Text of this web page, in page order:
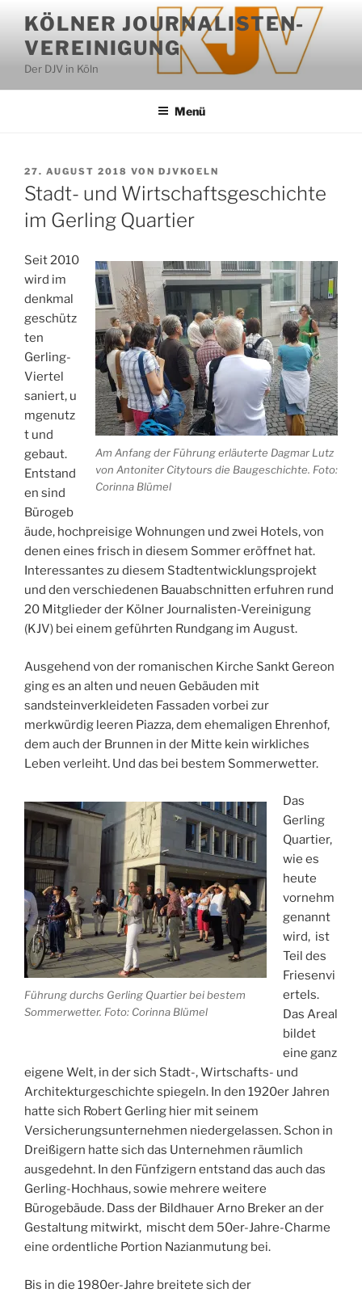
Inhalt
springen
KÖLNER JOURNALISTEN-
VEREINIGUNG
Der DJV in Köln
Menü
VERÖFFENTLICHT
AM
27. AUGUST 2018 VON DJVKOELN
Stadt- und Wirtschaftsgeschichte
im Gerling Quartier
Am Anfang der Führung erläuterte Dagmar Lutz
von Antoniter Citytours die Baugeschichte. Foto:
Corinna Blümel
Seit 2010
wird im
denkmal
geschütz
ten
Gerling-
Viertel
saniert, u
mgenutz
t und
gebaut.
Entstand
en sind
Bürogeb
äude, hochpreisige Wohnungen und zwei Hotels, von
denen eines frisch in diesem Sommer eröffnet hat.
Interessantes zu diesem Stadtentwicklungsprojekt
und den verschiedenen Bauabschnitten erfuhren rund
20 Mitglieder der Kölner Journalisten-Vereinigung
(KJV) bei einem geführten Rundgang im August.
Ausgehend von der romanischen Kirche Sankt Gereon
ging es an alten und neuen Gebäuden mit
sandsteinverkleideten Fassaden vorbei zur
merkwürdig leeren Piazza, dem ehemaligen Ehrenhof,
dem auch der Brunnen in der Mitte kein wirkliches
Leben verleiht. Und das bei bestem Sommerwetter.
Führung durchs Gerling Quartier bei bestem
Sommerwetter. Foto: Corinna Blümel
Das
Gerling
Quartier,
wie es
heute
vornehm
genannt
wird, ist
Teil des
Friesenvi
ertels.
Das Areal
bildet
eine ganz
eigene Welt, in der sich Stadt-, Wirtschafts- und
Architekturgeschichte spiegeln. In den 1920er Jahren
hatte sich Robert Gerling hier mit seinem
Versicherungsunternehmen niedergelassen. Schon in
Dreißigern hatte sich das Unternehmen räumlich
ausgedehnt. In den Fünfzigern entstand das auch das
Gerling-Hochhaus, sowie mehrere weitere
Bürogebäude. Dass der Bildhauer Arno Breker an der
Gestaltung mitwirkt, mischt dem 50er-Jahre-Charme
eine ordentliche Portion Nazianmutung bei.
Bis in die 1980er-Jahre breitete sich der